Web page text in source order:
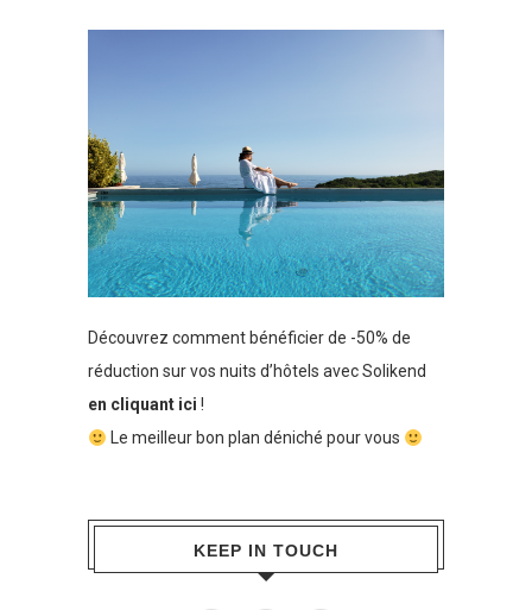
Découvrez comment bénéficier de -50% de
réduction sur vos nuits d’hôtels avec Solikend
en cliquant ici !
Le meilleur bon plan déniché pour vous
KEEP IN TOUCH